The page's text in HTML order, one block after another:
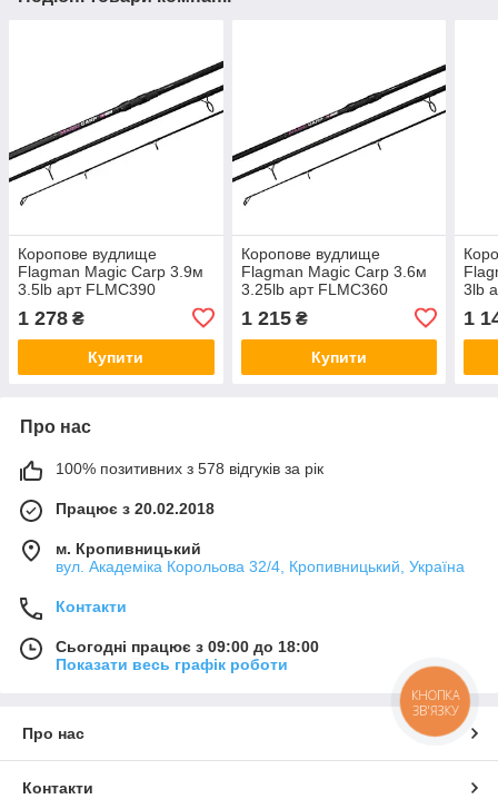
Коропове вудлище
Flagman Magic Carp 3.9м
3.5lb арт FLMC390
1 278 ₴
Купити
Коропове вудлище
Flagman Magic Carp 3.6м
3.25lb арт FLMC360
1 215₴
Купити
3lb
1
Про нас
100% позитивних з 578 відгуків за рік
Працює з 20.02.2018
м. Кропивницький
вул. Академіка Корольова 32/4, Кропивницький, Україна
Контакти
Сьогодні працює з 09:00 до 18:00
Показати весь графік роботи
Про нас
Контакти
КНОПКА
ЗВ'ЯЗКУ